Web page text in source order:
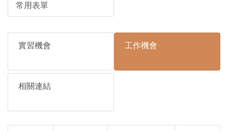
常用表單
實習機會 工作機會
相關連結